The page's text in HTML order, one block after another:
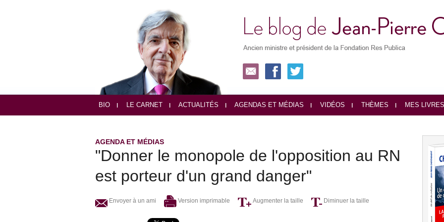
BIO LE CARNET ACTUALITÉS AGENDAS ET MÉDIAS VIDÉOS THÈMES MES LIVRES
AGENDA ET MÉDIAS
"Donner le monopole de l'opposition au RN
est porteur d'un grand danger"
Envoyer à un ami Version imprimable Augmenter la taille Diminuer la taille